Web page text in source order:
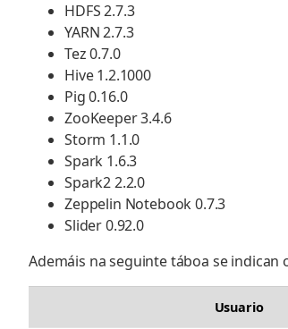
HDFS 2.7.3
YARN 2.7.3
Tez 0.7.0
Hive 1.2.1000
Pig 0.16.0
ZooKeeper 3.4.6
Storm 1.1.0
Spark 1.6.3
Spark2 2.2.0
Zeppelin Notebook 0.7.3
Slider 0.92.0
Ademáis na seguinte táboa se
Usuario